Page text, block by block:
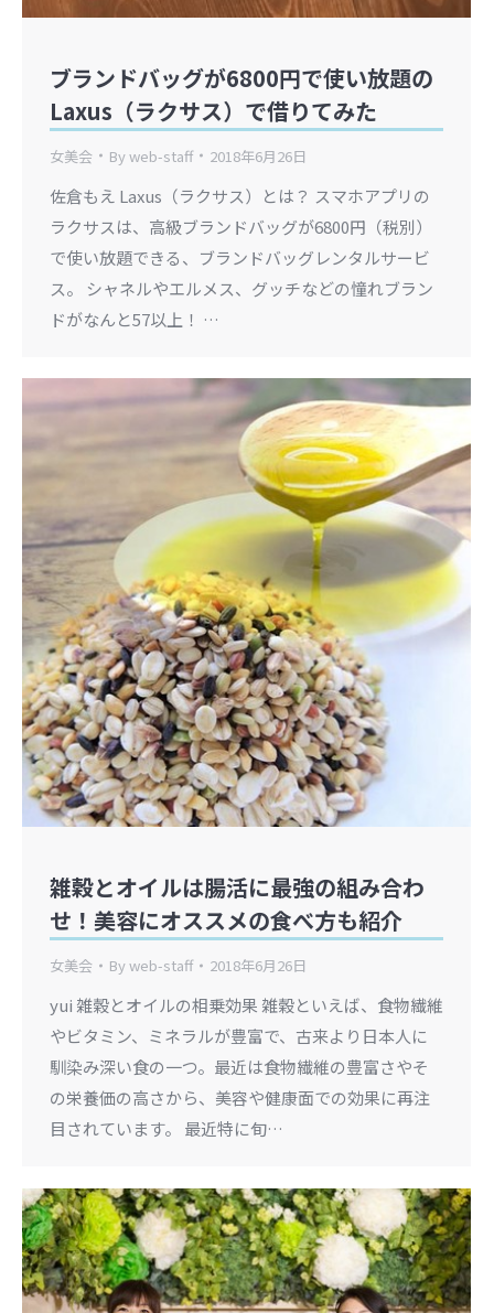
ブランドバッグが6800円で使い放題の
Laxus（ラクサス）で借りてみた
女美会 Byweb-staff 2018年6月26日
佐倉もえ Laxus（ラクサス）とは？ スマホアプリの
ラクサスは、高級ブランドバッグが6800円（税別）
で使い放題できる、ブランドバッグレンタルサービ
ス。 シャネルやエルメス、グッチなどの憧れブラン
ドがなんと57以上！ …
雑穀とオイルは腸活に最強の組み合わ
せ！美容にオススメの食べ方も紹介
女美会 Byweb-staff 2018年6月26日
yui 雑穀とオイルの相乗効果 雑穀といえば、食物繊維
やビタミン、ミネラルが豊富で、古来より日本人に
馴染み深い食の一つ。最近は食物繊維の豊富さやそ
の栄養価の高さから、美容や健康面での効果に再注
目されています。 最近特に旬…